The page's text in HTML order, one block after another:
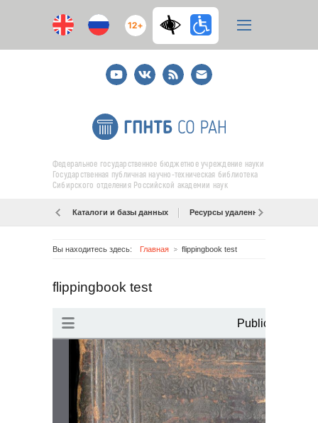
12+
YoutubeВКонтакте
RSS
E-
mail
подписка
Федеральное государственное бюджетное учреждение науки
Государственная публичная научно-техническая библиотека
Сибирского отделения Российской академии наук
Каталоги и базы данных Ресурсы удаленного доступа
Вы находитесь здесь: Главная flippingbook test
flippingbook test